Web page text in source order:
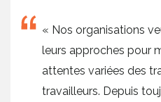
« Nos organisations
leurs approches pour
attentes variées des
travailleurs. Depuis